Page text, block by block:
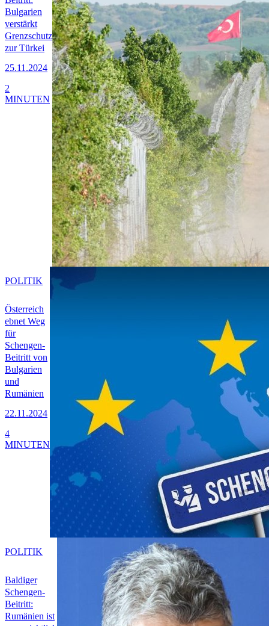
Bulgarien
verstärkt
Grenzschutz
zur Türkei
25.11.2024
2
MINUTEN
Österreich
ebnet Weg
für
Schengen-
Beitritt von
Bulgarien
und
Rumänien
22.11.2024
POLITIK
4
MINUTEN
Baldiger
Schengen-
Beitritt:
Rumänien ist
POLITIK